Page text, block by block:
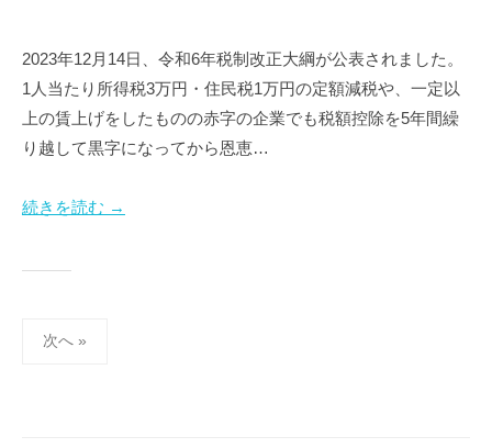
2023年12月14日、令和6年税制改正大綱が公表されました。
1人当たり所得税3万円・住民税1万円の定額減税や、一定以
上の賃上げをしたものの赤字の企業でも税額控除を5年間繰
り越して黒字になってから恩恵…
続きを読む →
次へ »